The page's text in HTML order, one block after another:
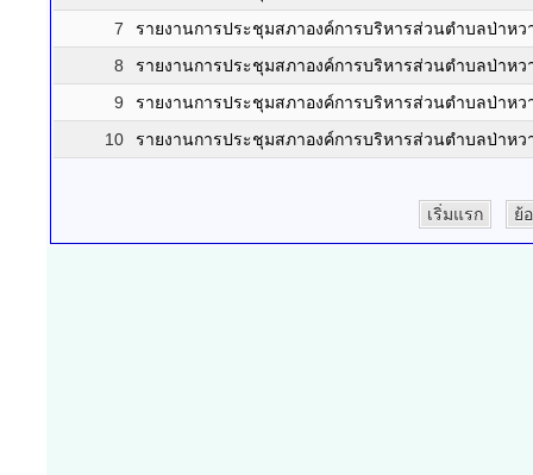
7
รายงานการประชุมสภาองค์การบริหารส่วนตำบลป่าห
8
รายงานการประชุมสภาองค์การบริหารส่วนตำบลป่าห
9
รายงานการประชุมสภาองค์การบริหารส่วนตำบลป่าหว
10
รายงานการประชุมสภาองค์การบริหารส่วนตำบลป่าห
เริ่มแรก ย้